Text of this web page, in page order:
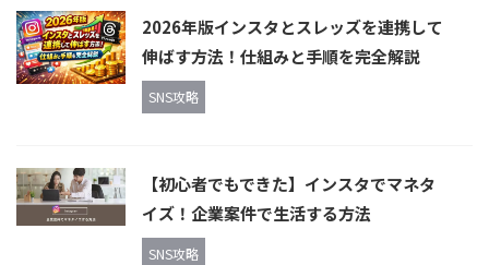
2026年版インスタとスレッズを連携して
伸ばす方法！仕組みと手順を完全解説
SNS攻略
【初心者でもできた】インスタでマネタ
イズ！企業案件で生活する方法
SNS攻略